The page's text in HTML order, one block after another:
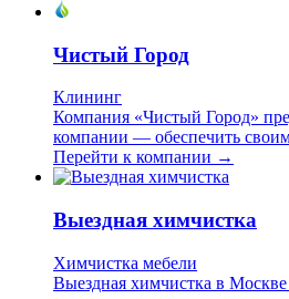
Чистый Город
Клининг
Компания «Чистый Город»
компании — обеспечить
Перейти к компании →
Выездная химчистка
Химчистка мебели
Выездная химчистка в